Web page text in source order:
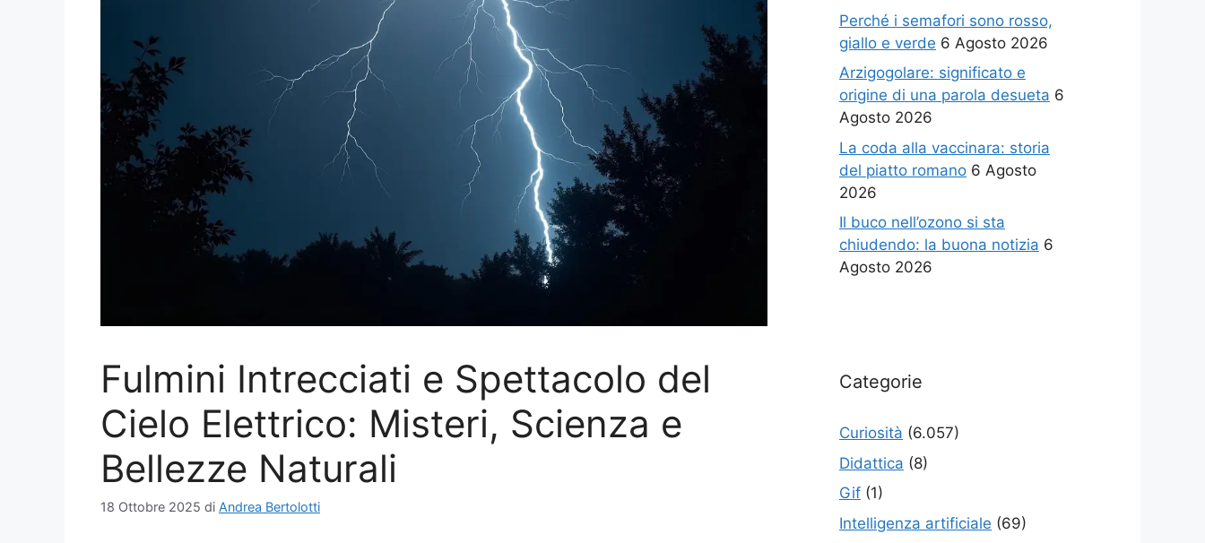
Fulmini Intrecciati e Spettacolo del
Cielo Elettrico: Misteri, Scienza e
Bellezze Naturali
18 Ottobre 2025 di Andrea Bertolotti
Perché i semafori sono rosso,
giallo e verde 6 Agosto 2026
Arzigogolare: significato e
origine di una parola desueta 6
Agosto 2026
La coda alla vaccinara: storia
del piatto romano 6 Agosto
2026
Il buco nell’ozono si sta
chiudendo: la buona notizia 6
Agosto 2026
Categorie
Curiosità (6.057)
Didattica (8)
Gif (1)
Intelligenza artificiale (69)